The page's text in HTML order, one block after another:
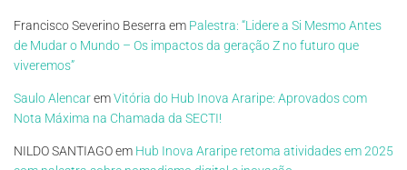
Francisco Severino Beserra em Palestra: “Lidere a Si Mesmo Antes
de Mudar o Mundo – Os impactos da geração Z no futuro que
viveremos”
Saulo AlencaremVitória do Hub Inova Araripe: Aprovados com
Nota Máxima na Chamada da SECTI!
NILDO SANTIAGOem Hub Inova Araripe retoma atividades em 2025